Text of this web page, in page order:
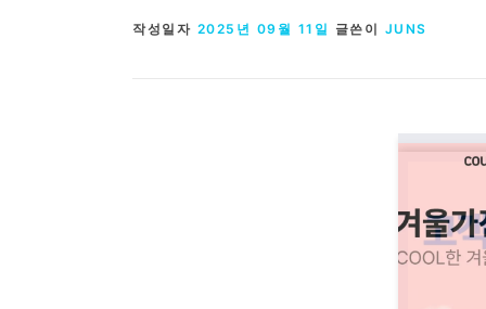
작성일자 2025년 09월 11일 글쓴이 JUNS